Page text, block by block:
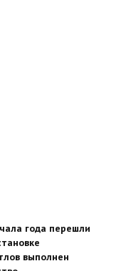
года перешли
выполнен